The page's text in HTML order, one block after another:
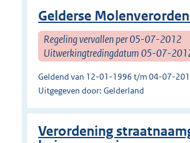
Gelderse
Regeling vervallen per 05-07-2012
Uitwerkingtredingdatum 05-07-
Geldend van 12-01-1996 t/m 04-07-
Uitgegeven door: Gelderland
Verordening